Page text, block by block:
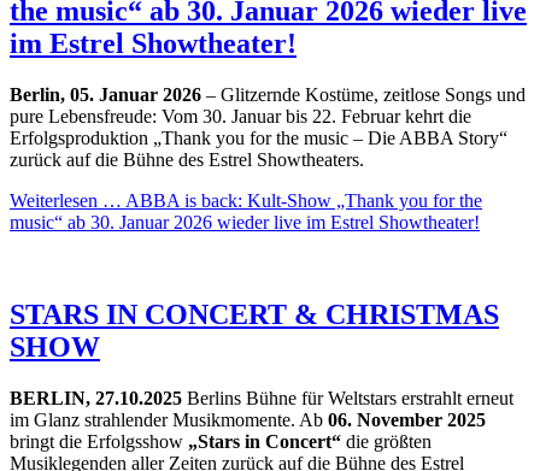
the music“ ab 30. Januar 2026 wieder live
im Estrel Showtheater!
Berlin, 05. Januar 2026 – Glitzernde Kostüme, zeitlose Songs und
pure Lebensfreude: Vom 30. Januar bis 22. Februar kehrt die
Erfolgsproduktion „Thank you for the music – Die ABBA Story“
zurück auf die Bühne des Estrel Showtheaters.
Weiterlesen … ABBA is back: Kult-Show „Thank you for the
music“ ab 30. Januar 2026 wieder live im Estrel Showtheater!
STARS IN CONCERT & CHRISTMAS
SHOW
BERLIN, 27.10.2025 Berlins Bühne für Weltstars erstrahlt erneut
im Glanz strahlender Musikmomente. Ab 06. November 2025
bringt die Erfolgsshow „Stars in Concert“ die größten
Musiklegenden aller Zeiten zurück auf die Bühne des Estrel